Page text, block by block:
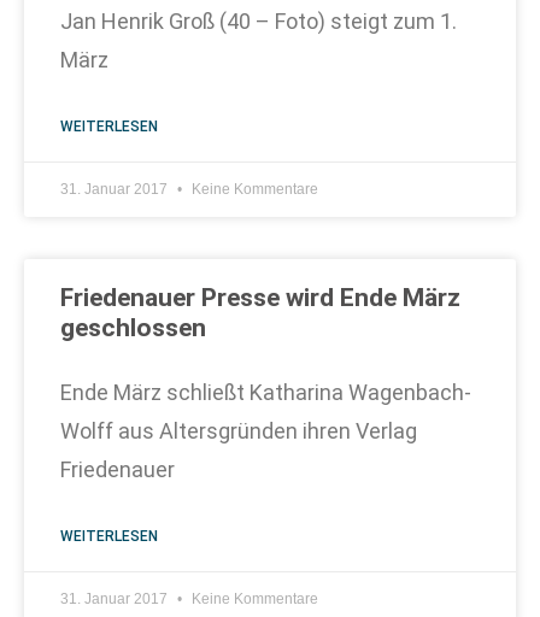
Jan Henrik Groß (40 – Foto) steigt zum 1.
März
WEITERLESEN
31. Januar 2017 Keine Kommentare
Friedenauer Presse wird Ende März
geschlossen
Ende März schließt Katharina Wagenbach-
Wolff aus Altersgründen ihren Verlag
Friedenauer
WEITERLESEN
31. Januar 2017 Keine Kommentare